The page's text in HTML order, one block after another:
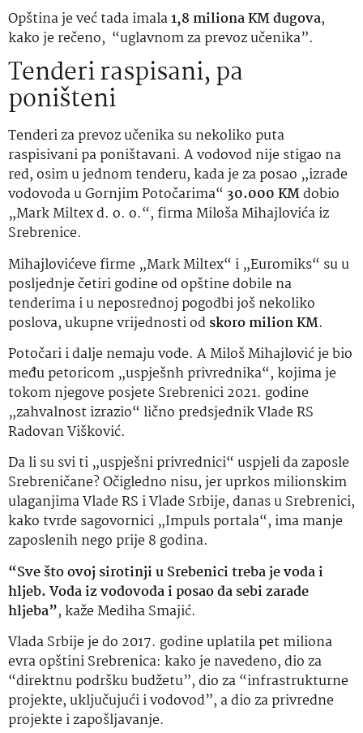
Opština je već tada imala1,8 miliona KM dugova,
kako je rečeno, “uglavnom za prevoz učenika”.
Tenderi raspisani, pa
poništeni
Tenderi za prevoz učenika su nekoliko puta
raspisivani pa poništavani. A vodovod nije stigao na
red, osim u jednom tenderu, kada je za posao „izrade
vodovoda u Gornjim Potočarima“30.000 KMdobio
„Mark Miltex d. o. o.“, firma Miloša Mihajlovića iz
Srebrenice.
Mihajlovićeve firme „Mark Miltex“ i „Euromiks“ su u
posljednje četiri godine od opštine dobile na
tenderima i u neposrednoj pogodbi još nekoliko
poslova, ukupne vrijednosti odskoro milion KM.
Potočari i dalje nemaju vode. A Miloš Mihajlović je bio
među petoricom „uspješnh privrednika“, kojima je
tokom njegove posjete Srebrenici 2021. godine
„zahvalnost izrazio“ lično predsjednik Vlade RS
Radovan Višković.
Da li su svi ti „uspješni privrednici“ uspjeli da zaposle
Srebreničane? Očigledno nisu, jer uprkos milionskim
ulaganjima Vlade RS i Vlade Srbije, danas u Srebrenici,
kako tvrde sagovornici „Impuls portala“, ima manje
zaposlenih nego prije 8 godina.
“Sve što ovoj sirotinji u Srebenici treba je voda i
hljeb. Voda iz vodovoda i posao da sebi zarade
hljeba”, kaže Mediha Smajić.
Vlada Srbije je do 2017. godine uplatila pet miliona
evra opštini Srebrenica: kako je navedeno, dio za
“direktnu podršku budžetu”, dio za “infrastrukturne
projekte, uključujući i vodovod”, a dio za privredne
projekte i zapošljavanje.